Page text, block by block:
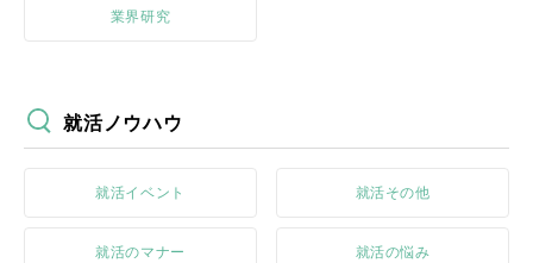
業界研究
就活ノウハウ
就活イベント 就活その他
就活のマナー 就活の悩み